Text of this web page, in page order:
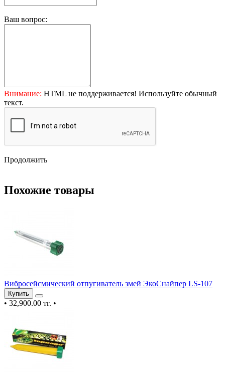
Ваш вопрос:
Внимание: HTML не поддерживается! Используйте обычный
текст.
Продолжить
Похожие товары
Вибросейсмический отпугиватель змей ЭкоСнайпер LS-107
Купить
• 32,900.00 тг. •